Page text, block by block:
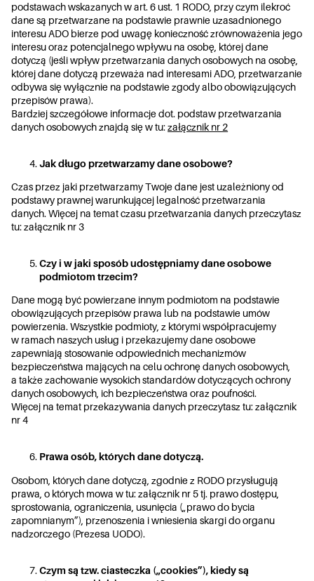
podstawach wskazanych w art. 6 ust. 1 RODO, przy czym ilekroć
dane są przetwarzane na podstawie prawnie uzasadnionego
interesu ADO bierze pod uwagę konieczność zrównoważenia jego
interesu oraz potencjalnego wpływu na osobę, której dane
dotyczą (jeśli wpływ przetwarzania danych osobowych na osobę,
której dane dotyczą przeważa nad interesami ADO, przetwarzanie
odbywa się wyłącznie na podstawie zgody albo obowiązujących
przepisów prawa).
Bardziej szczegółowe informacje dot. podstaw przetwarzania
danych osobowych znajdą się w tu:załącznik nr 2
Jak długo przetwarzamy dane osobowe?
Czas przez jaki przetwarzamy Twoje dane jest uzależniony od
podstawy prawnej warunkującej legalność przetwarzania
danych. Więcej na temat czasu przetwarzania danych przeczytasz
tu:załącznik nr 3
Czy i w jaki sposób udostępniamy dane osobowe
podmiotom trzecim?
Dane mogą być powierzane innym podmiotom na podstawie
obowiązujących przepisów prawa lub na podstawie umów
powierzenia. Wszystkie podmioty, z którymi współpracujemy
w ramach naszych usług i przekazujemy dane osobowe
zapewniają stosowanie odpowiednich mechanizmów
bezpieczeństwa mających na celu ochronę danych osobowych,
a także zachowanie wysokich standardów dotyczących ochrony
danych osobowych, ich bezpieczeństwa oraz poufności.
Więcej na temat przekazywania danych przeczytasz tu:załącznik
nr 4
Prawa osób, których dane dotyczą.
Osobom, których dane dotyczą, zgodnie z RODO przysługują
prawa, o których mowa w tu:załącznik nr 5tj. prawo dostępu,
sprostowania, ograniczenia, usunięcia („prawo do bycia
zapomnianym”), przenoszenia i wniesienia skargi do organu
nadzorczego (Prezesa UODO).
Czym są tzw. ciasteczka („cookies”), kiedy są